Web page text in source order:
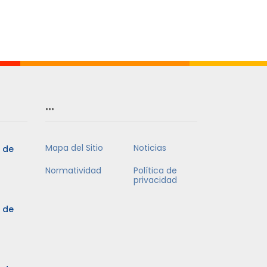
de
de
…
Mapa del Sitio
Noticias
Normatividad
Política de
privacidad